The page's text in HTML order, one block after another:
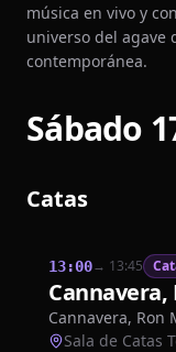
música en vivo y
universo del agave
contemporánea.
Sábado
Catas
13:00→ 13:45
Cannavera,
Cannavera, Ron
Sala de Catas